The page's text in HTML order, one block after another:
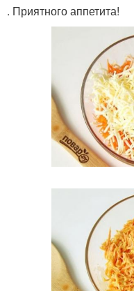
. Приятного аппетита!